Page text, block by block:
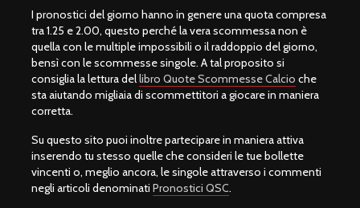
I pronostici del giorno hanno in genere una quota compresa
tra 1.25 e 2.00, questo perché la vera scommessa non è
quella con le multiple impossibili o il raddoppio del giorno,
bensì con le scommesse singole. A tal proposito si
consiglia la lettura dellibro Quote Scommesse Calcio che
sta aiutando migliaia di scommettitori a giocare in maniera
corretta.
Su questo sito puoi inoltre partecipare in maniera attiva
inserendo tu stesso quelle che consideri le tue bollette
vincenti o, meglio ancora, le singole attraverso i commenti
negli articoli denominati Pronostici QSC.